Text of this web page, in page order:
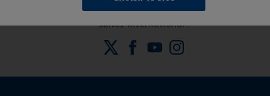
Suivez International :